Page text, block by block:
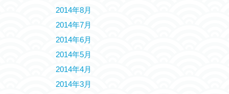
2014年8月
2014年7月
2014年6月
2014年5月
2014年4月
2014年3月